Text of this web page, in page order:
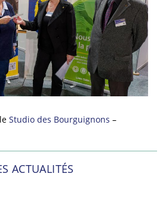
Studio des Bourguignons –
ACTUALITÉS